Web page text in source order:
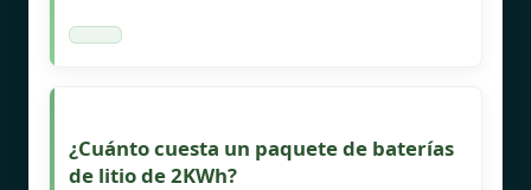
¿Cuánto cuesta un paquete de baterías
de litio de 2KWh?